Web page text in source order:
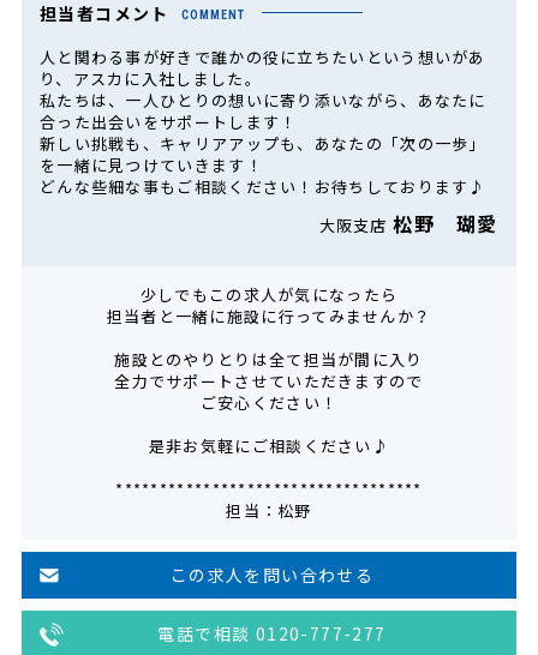
担当者コメント COMMENT
人と関わる事が好きで誰かの役に立ちたいという想いがあ
り、アスカに入社しました。
私たちは、一人ひとりの想いに寄り添いながら、あなたに
合った出会いをサポートします！
新しい挑戦も、キャリアアップも、あなたの「次の一歩」
を一緒に見つけていきます！
どんな些細な事もご相談ください！お待ちしております♪
大阪支店松野 瑚愛
少しでもこの求人が気になったら
担当者と一緒に施設に行ってみませんか？
施設とのやりとりは全て担当が間に入り
全力でサポートさせていただきますので
ご安心ください！
是非お気軽にご相談ください♪
***********************************
担当：松野
この求人を問い合わせる
電話で相談 0120-777-277